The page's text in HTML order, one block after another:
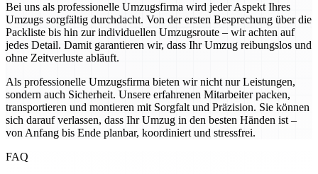
Bei uns als professionelle Umzugsfirma wird jeder Aspekt Ihres
Umzugs sorgfältig durchdacht. Von der ersten Besprechung über die
Packliste bis hin zur individuellen Umzugsroute – wir achten auf
jedes Detail. Damit garantieren wir, dass Ihr Umzug reibungslos und
ohne Zeitverluste abläuft.
Als professionelle Umzugsfirma bieten wir nicht nur Leistungen,
sondern auch Sicherheit. Unsere erfahrenen Mitarbeiter packen,
transportieren und montieren mit Sorgfalt und Präzision. Sie können
sich darauf verlassen, dass Ihr Umzug in den besten Händen ist –
von Anfang bis Ende planbar, koordiniert und stressfrei.
FAQ